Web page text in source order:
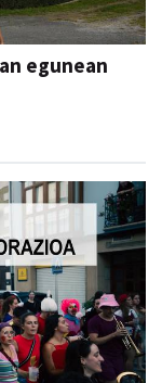
egunean